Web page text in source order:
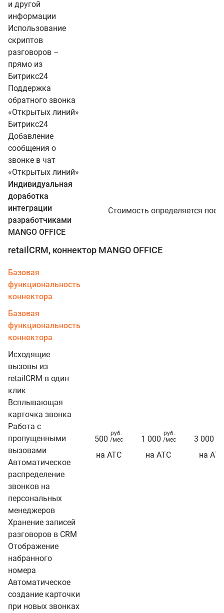
и другой
информации
Использование
скриптов
разговоров –
прямо из
Битрикс24
Поддержка
обратного звонка
«Открытых линий»
Битрикс24
Добавление
сообщения о
звонке в чат
«Открытых линий»
Индивидуальная
доработка
интеграции
разработчиками
MANGO OFFICE
Стоимость определяется
retailCRM, коннектор MANGO OFFICE
Базовая
функциональность
коннектора
Базовая
функциональность
коннектора
Исходящие
вызовы из
retailCRM в один
клик
Всплывающая
карточка звонка
Работа с
пропущенными
вызовами
Автоматическое
распределение
звонков на
персональных
менеджеров
Хранение записей
разговоров в CRM
Отображение
набранного
номера
Автоматическое
создание карточки
при новых звонках
500
руб.
/мес
на АТС
1 000
руб.
/мес
на АТС
3 000
на АТС